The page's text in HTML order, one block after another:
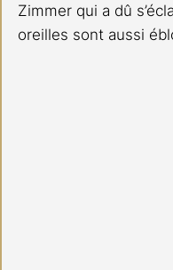
Zimmer qui a dû
oreilles sont aussi